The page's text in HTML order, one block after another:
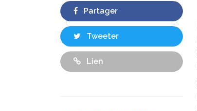
Partager
Tweeter
Lien